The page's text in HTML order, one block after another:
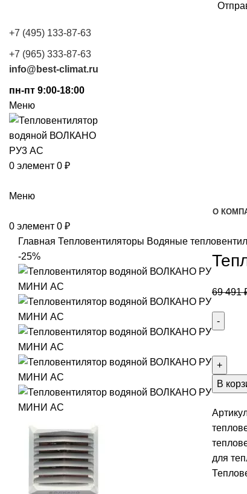
+7 (495) 133-87-63
+7 (965) 333-87-63
info@best-climat.ru
пн-пт 9:00-18:00
Меню
0 элемент 0 ₽
Меню
О
0 элемент 0 ₽
Главная Тепловентиляторы Водяные
-25%
69 491
В
для